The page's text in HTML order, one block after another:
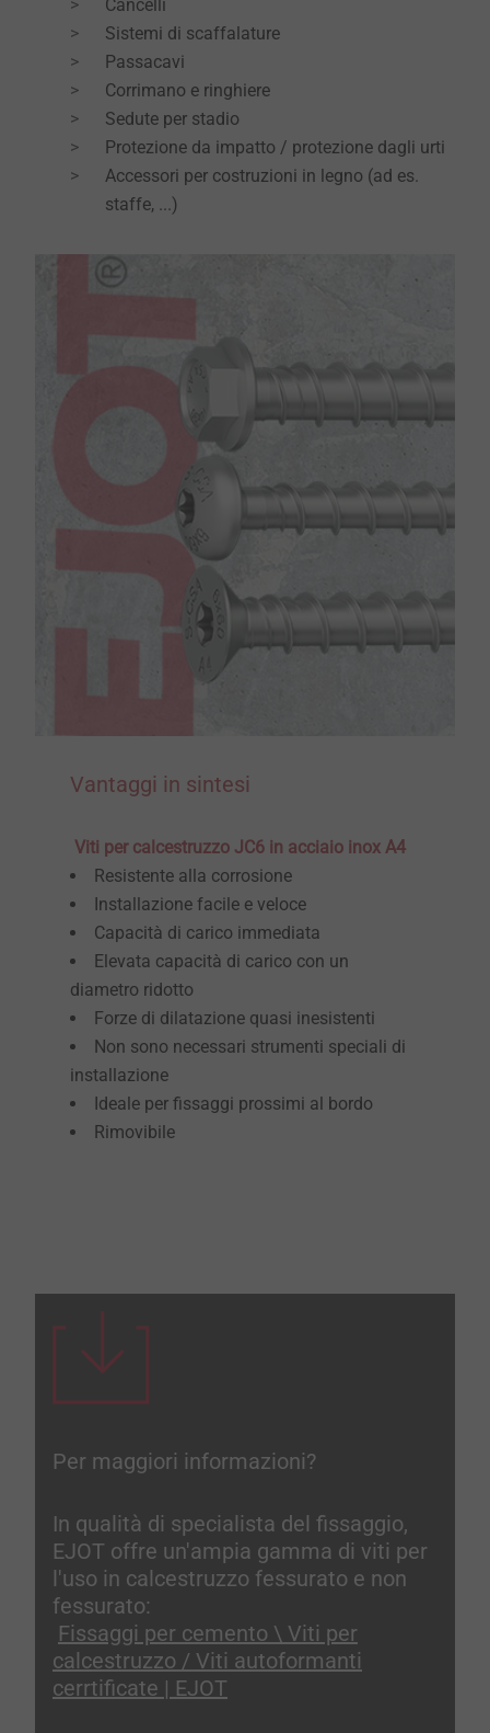
Cancelli
Sistemi di scaffalature
Passacavi
Corrimano e ringhiere
Sedute per stadio
Protezione da impatto / protezione dagli urti
Accessori per costruzioni in legno (ad es.
staffe, ...)
Vantaggi in sintesi
Viti per calcestruzzo JC6 in acciaio inox A4
Resistente alla corrosione
Installazione facile e veloce
Capacità di carico immediata
Elevata capacità di carico con un
diametro ridotto
Forze di dilatazione quasi inesistenti
Non sono necessari strumenti speciali di
installazione
Ideale per fissaggi prossimi al bordo
Rimovibile
Per maggiori informazioni?
In qualità di specialista del fissaggio,
EJOT offre un'ampia gamma di viti per
l'uso in calcestruzzo fessurato e non
fessurato:
Fissaggi per cemento \ Viti per
calcestruzzo / Viti autoformanti
cerrtificate | EJOT